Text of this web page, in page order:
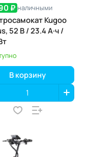
₽ наличными
Kugoo
52 В / 23.4 А·ч /
В корзину